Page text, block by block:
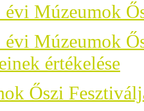
Múzeumok
évi Múzeumok
értékelése
Őszi